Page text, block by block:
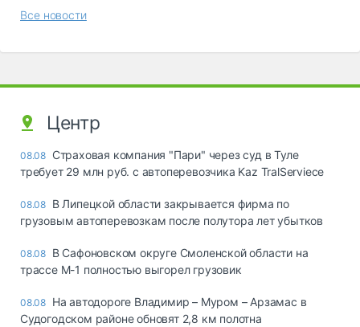
Все новости
Центр
08.08 Страховая компания "Пари" через суд в Туле
требует 29 млн руб. с автоперевозчика Kaz TralServiece
08.08 В Липецкой области закрывается фирма по
грузовым автоперевозкам после полутора лет убытков
08.08 В Сафоновском округе Смоленской области на
трассе М-1 полностью выгорел грузовик
08.08 На автодороге Владимир – Муром – Арзамас в
Судогодском районе обновят 2,8 км полотна